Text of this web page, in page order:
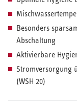
HEIZEN UND
Besonders
Abschaltung
Aktivierbare
Stromversorgung
(WSH 20)